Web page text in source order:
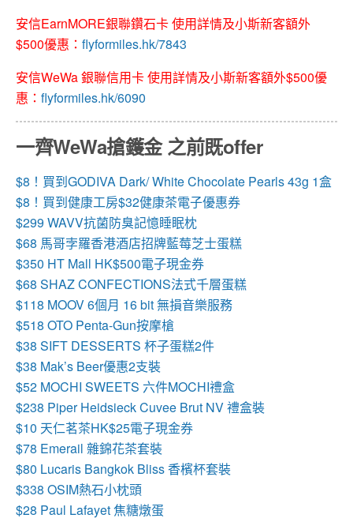
安信EarnMORE銀聯鑽石卡 使用詳情及小斯新客額外
$500優惠： flyformiles.hk/7843
安信WeWa 銀聯信用卡 使用詳情及小斯新客額外$500優
惠： flyformiles.hk/6090
一齊WeWa搶鑊金 之前既offer
$8！買到GODIVA Dark/ White Chocolate Pearls 43g 1盒
$8！買到健康工房$32健康茶電子優惠券
$299 WAVV抗菌防臭記憶睡眠枕
$68 馬哥孛羅香港酒店招牌藍莓芝士蛋糕
$350 HT Mall HK$500電子現金券
$68 SHAZ CONFECTIONS法式千層蛋糕
$118 MOOV 6個月 16 bit 無損音樂服務
$518 OTO Penta-Gun按摩槍
$38 SIFT DESSERTS 杯子蛋糕2件
$38 Mak’s Beer優惠2支裝
$52 MOCHI SWEETS 六件MOCHI禮盒
$238 Piper Heidsieck Cuvee Brut NV 禮盒裝
$10 天仁茗茶HK$25電子現金券
$78 Emerail 雜錦花茶套裝
$80 Lucaris Bangkok Bliss 香檳杯套裝
$338 OSIM熱石小枕頭
$28 Paul Lafayet 焦糖燉蛋